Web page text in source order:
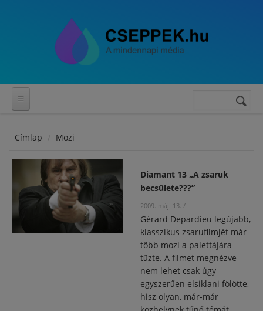
Keresés
Címlap Mozi
Diamant 13 „A zsaruk
becsülete???”
2009. máj. 13. /
Gérard Depardieu legújabb,
klasszikus zsarufilmjét már
több mozi a palettájára
tűzte. A filmet megnézve
nem lehet csak úgy
egyszerűen elsiklani fölötte,
hisz olyan, már-már